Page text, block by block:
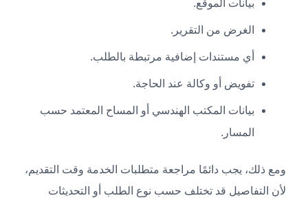
بيانات الموقع.
الغرض من التقرير.
أي مستندات إضافية مرتبطة بالطلب.
تفويض أو وكالة عند الحاجة.
بيانات المكتب الهندسي أو المساح المعتمد حسب
المسار.
ومع ذلك، يجب دائمًا مراجعة متطلبات الخدمة وقت التقديم،
لأن التفاصيل قد تختلف حسب نوع الطلب أو التحديثات